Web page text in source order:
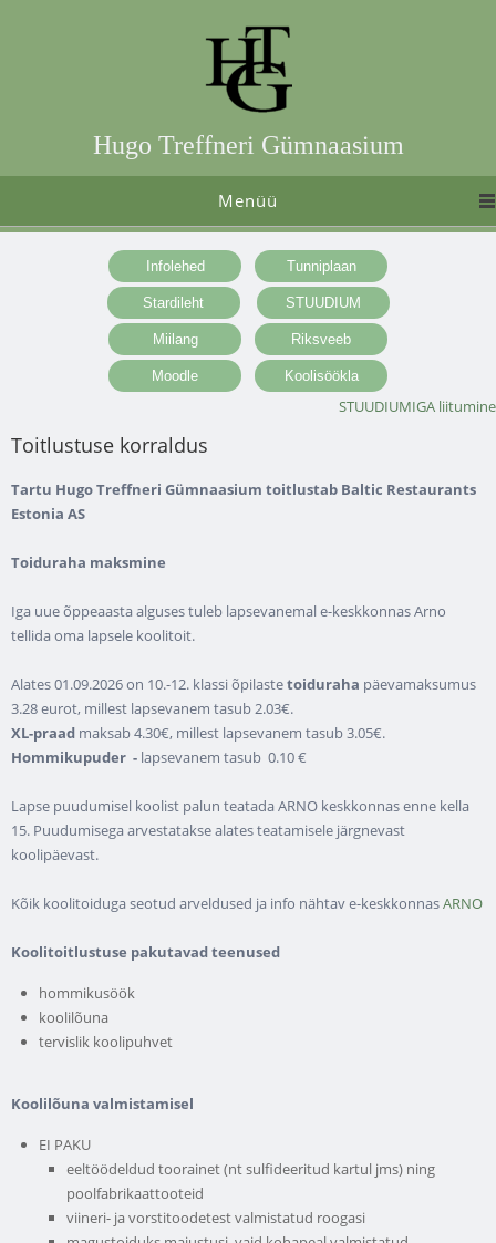
Hugo Treffneri Gümnaasium
Menüü
STUUDIUMIGA liitumine
Toitlustuse korraldus
Tartu Hugo Treffneri Gümnaasium toitlustab Baltic Restaurants
Estonia AS
Toiduraha maksmine
Iga uue õppeaasta alguses tuleb lapsevanemal e-keskkonnas Arno
tellida oma lapsele koolitoit.
Alates 01.09.2026 on 10.-12. klassi õpilastetoiduraha päevamaksumus
3.28 eurot, millest lapsevanem tasub 2.03€.
XL-praad maksab 4.30€, millest lapsevanem tasub 3.05€.
Hommikupuder - lapsevanem tasub 0.10 €
Lapse puudumisel koolist palun teatada ARNO keskkonnas enne kella
15. Puudumisega arvestatakse alates teatamisele järgnevast
koolipäevast.
Kõik koolitoiduga seotud arveldused ja info nähtav e-keskkonnasARNO
Koolitoitlustuse pakutavad teenused
hommikusöök
koolilõuna
tervislik koolipuhvet
Koolilõuna valmistamisel
EI PAKU
eeltöödeldud toorainet (nt sulfideeritud kartul jms) ning
poolfabrikaattooteid
viineri- ja vorstitoodetest valmistatud roogasi